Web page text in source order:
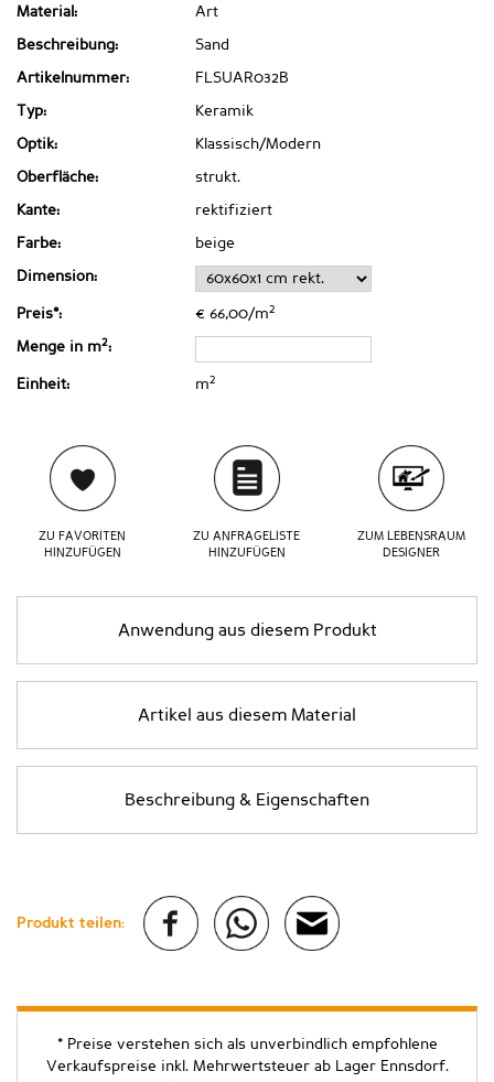
Material: Art
Beschreibung: Sand
Artikelnummer: FLSUAR032B
Typ: Keramik
Optik: Klassisch/Modern
Oberfläche: strukt.
Kante: rektifiziert
Farbe: beige
Dimension:
Preis*: € 66,00/m2
Menge in m2:
Einheit: m2
ZU FAVORITEN
HINZUFÜGEN
ZU ANFRAGELISTE
HINZUFÜGEN
ZUM LEBENSRAUM
DESIGNER
Anwendung aus diesem Produkt
Artikel aus diesem Material
Beschreibung & Eigenschaften
Produkt teilen:
* Preise verstehen sich als unverbindlich empfohlene
Verkaufspreise inkl. Mehrwertsteuer ab Lager Ennsdorf.